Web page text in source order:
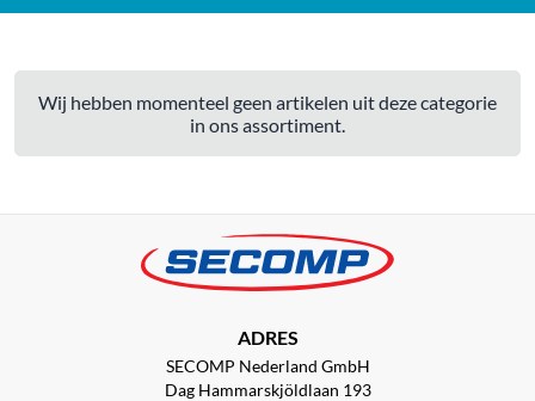
Wij hebben momenteel geen artikelen uit deze categorie
in ons assortiment.
ADRES
SECOMP Nederland GmbH
Dag Hammarskjöldlaan 193